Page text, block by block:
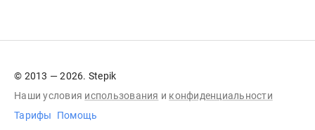
© 2013 — 2026. Stepik
Наши условия использования и конфиденциальности
Тарифы
Помощь